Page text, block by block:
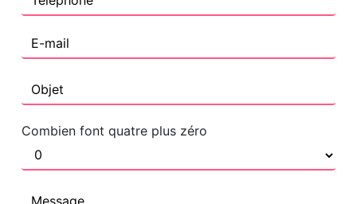
Combien font quatre plus zéro